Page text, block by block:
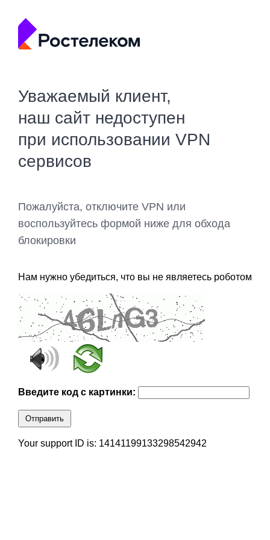
Уважаемый клиент,
наш сайт недоступен
при использовании VPN
сервисов
Пожалуйста, отключите VPN или
воспользуйтесь формой ниже для обхода
блокировки
Нам нужно убедиться, что вы не являетесь роботом
Введите код с картинки:
Отправить
Your support ID is: 14141199133298542942